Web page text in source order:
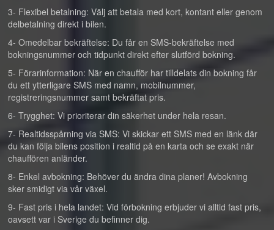
3- Flexibel betalning: Välj att betala med kort, kontant eller genom
delbetalning direkt i bilen.
4- Omedelbar bekräftelse: Du får en SMS-bekräftelse med
bokningsnummer och tidpunkt direkt efter slutförd bokning.
5- Förarinformation: När en chaufför har tilldelats din bokning får
du ett ytterligare SMS med namn, mobilnummer,
registreringsnummer samt bekräftat pris.
6- Trygghet: Vi prioriterar din säkerhet under hela resan.
7- Realtidsspårning via SMS: Vi skickar ett SMS med en länk där
du kan följa bilens position i realtid på en karta och se exakt när
chauffören anländer.
8- Enkel avbokning: Behöver du ändra dina planer! Avbokning
sker smidigt via vår växel.
9- Fast pris i hela landet: Vid förbokning erbjuder vi alltid fast pris,
oavsett var i Sverige du befinner dig.